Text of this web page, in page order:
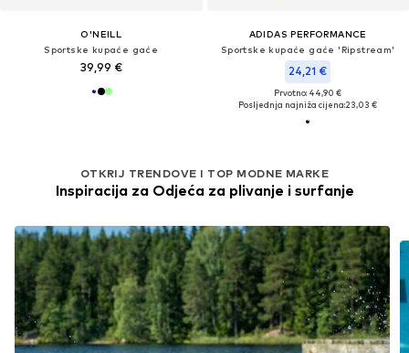
O'NEILL
Sportske kupaće gaće
39,99 €
ADIDAS PERFORMANCE
Sportske kupaće gaće 'Ripstream'
24,21 €
Prvotno: 44,90 €
Posljednja najniža cijena:23,03 €
OTKRIJ TRENDOVE I TOP MODNE MARKE
Inspiracija za Odjeća za plivanje i surfanje